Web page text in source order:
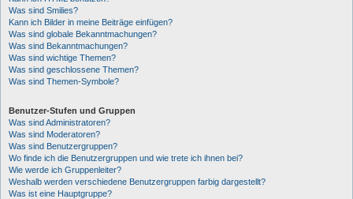
Was sind Smilies?
Kann ich Bilder in meine Beiträge einfügen?
Was sind globale Bekanntmachungen?
Was sind Bekanntmachungen?
Was sind wichtige Themen?
Was sind geschlossene Themen?
Was sind Themen-Symbole?
Benutzer-Stufen und Gruppen
Was sind Administratoren?
Was sind Moderatoren?
Was sind Benutzergruppen?
Wo finde ich die Benutzergruppen und wie trete ich ihnen bei?
Wie werde ich Gruppenleiter?
Weshalb werden verschiedene Benutzergruppen farbig dargestellt?
Was ist eine Hauptgruppe?